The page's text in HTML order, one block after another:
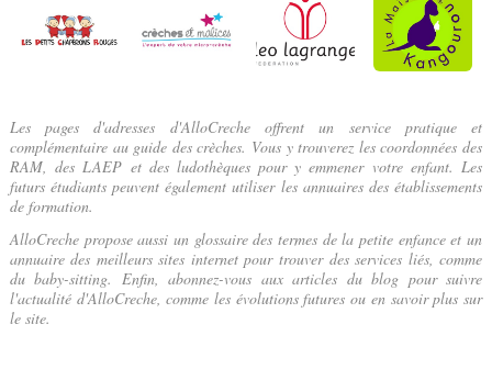
Les pages d'adresses d'AlloCreche offrent un service pratique et
complémentaire au guide des crèches. Vous y trouverez les coordonnées des
RAM, des LAEP et des ludothèques pour y emmener votre enfant. Les
futurs étudiants peuvent également utiliser les annuaires des établissements
de formation.
AlloCreche propose aussi un glossaire des termes de la petite enfance et un
annuaire des meilleurs sites internet pour trouver des services liés, comme
du baby-sitting. Enfin, abonnez-vous aux articles du blog pour suivre
l'actualité d'AlloCreche, comme les évolutions futures ou en savoir plus sur
le site.